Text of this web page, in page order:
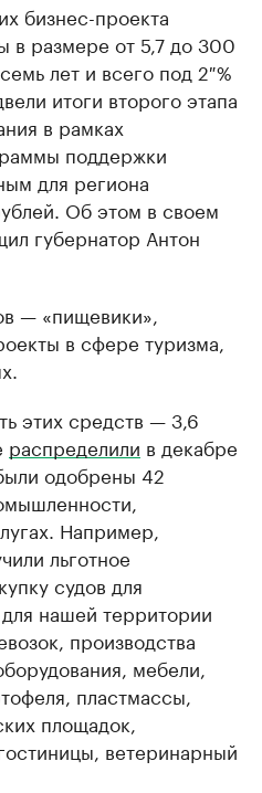
бизнес-проекта
в размере от 5,7 до 300
лет и всего под 2 %
итоги второго этапа
в рамках
поддержки
для региона
Об этом в своем
губернатор Антон
— «пищевики»,
в сфере туризма,
этих средств — 3,6
распределили в декабре
одобрены 42
Например,
льготное
судов для
нашей территории
производства
мебели,
пластмассы,
площадок,
ветеринарный